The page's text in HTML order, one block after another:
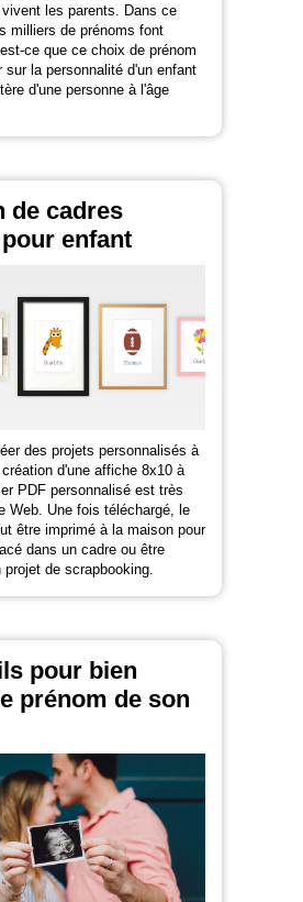
les parents. Dans ce
milliers de prénoms font
ce que ce choix de prénom
sur la personnalité d'un enfant
d'une personne à l'âge
de cadres
enfant
des projets personnalisés à
d'une affiche 8x10 à
PDF personnalisé est très
Web. Une fois téléchargé, le
être imprimé à la maison pour
dans un cadre ou être
de scrapbooking.
pour bien
prénom de son